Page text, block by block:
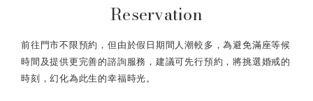
Reservation
前往門市不限預約，但由於假日期間人潮較多，為避免滿座等候
時間及提供更完善的諮詢服務，建議可先行預約，將挑選婚戒的
時刻，幻化為此生的幸福時光。